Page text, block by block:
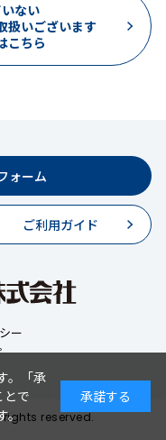
ない
扱いございます
こちら
ォーム
ご利用ガイド
ー
rights reserved.
。「承
とで
。
承諾する